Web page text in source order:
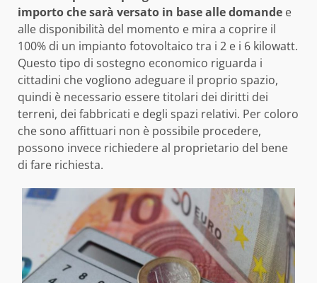
importo che sarà versato in base alle domande e
alle disponibilità del momento e mira a coprire il
100% di un impianto fotovoltaico tra i 2 e i 6 kilowatt.
Questo tipo di sostegno economico riguarda i
cittadini che vogliono adeguare il proprio spazio,
quindi è necessario essere titolari dei diritti dei
terreni, dei fabbricati e degli spazi relativi. Per coloro
che sono affittuari non è possibile procedere,
possono invece richiedere al proprietario del bene
di fare richiesta.